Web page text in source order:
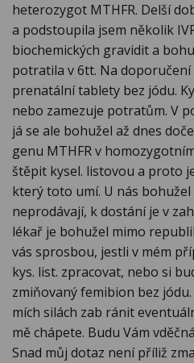
heterozygot MTHFR. Delší
a podstoupila jsem několik
biochemických gravidit a
potratila v 6tt. Na doporučení
prenatální tablety bez jódu.
nebo zamezuje potratům. V
já se ale bohužel až dnes
genu MTHFR v
štěpit kysel. listovou a proto
který toto umí. U nás
neprodávají, k dostání je v
lékař je bohužel mimo
vás sprosbou, jestli v mém
kys. list. zpracovat, nebo si
zmiňovaný femibion bez
mích silách zab ránit
mě chápete. Budu Vám
Snad můj dotaz není příliž